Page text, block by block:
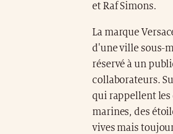
et Raf Simons.
La marque
d'une ville sous-
réservé à un
collaborateurs.
qui rappellent les
marines, des
vives mais